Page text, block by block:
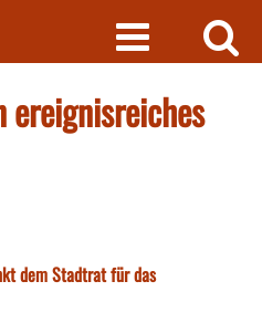
dem Stadtrat für das